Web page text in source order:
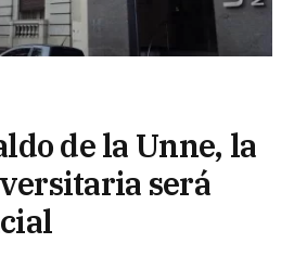
de la Unne, la
será